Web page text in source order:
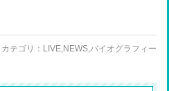
カテゴリ： LIVE NEWS バイオグラフィー